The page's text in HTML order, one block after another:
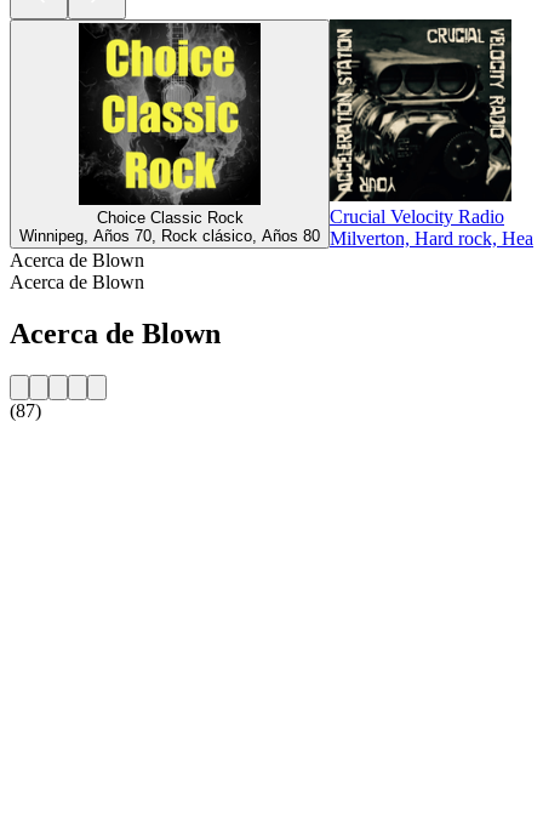
Choice Classic Rock
Winnipeg, Años 70, Rock clásico, Años 80
Crucial Velocity Radio
Milverton, Hard rock,
Acerca de Blown
Acerca de Blown
Acerca de Blown
(87)